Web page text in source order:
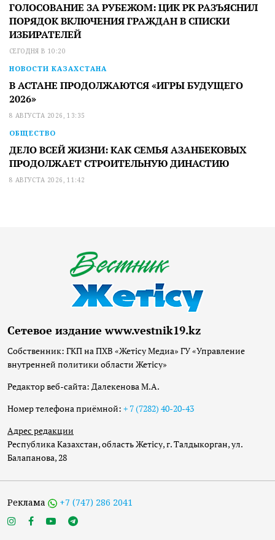
ГОЛОСОВАНИЕ ЗА РУБЕЖОМ: ЦИК РК РАЗЪЯСНИЛ
ПОРЯДОК ВКЛЮЧЕНИЯ ГРАЖДАН В СПИСКИ
ИЗБИРАТЕЛЕЙ
СЕГОДНЯ В 10:20
НОВОСТИ КАЗАХСТАНА
В АСТАНЕ ПРОДОЛЖАЮТСЯ «ИГРЫ БУДУЩЕГО
2026»
8 АВГУСТА 2026, 13:35
ОБЩЕСТВО
ДЕЛО ВСЕЙ ЖИЗНИ: КАК СЕМЬЯ АЗАНБЕКОВЫХ
ПРОДОЛЖАЕТ СТРОИТЕЛЬНУЮ ДИНАСТИЮ
8 АВГУСТА 2026, 11:42
Сетевое издание www.vestnik19.kz
Собственник: ГКП на ПХВ «Жетісу Медиа» ГУ «Управление
внутренней политики области Жетісу»
Редактор веб-сайта: Далекенова М.А.
Номер телефона приёмной: + 7 (7282) 40-20-43
Адрес редакции
Республика Казахстан, область Жетісу, г. Талдыкорган, ул.
Балапанова, 28
Реклама +7 (747) 286 2041